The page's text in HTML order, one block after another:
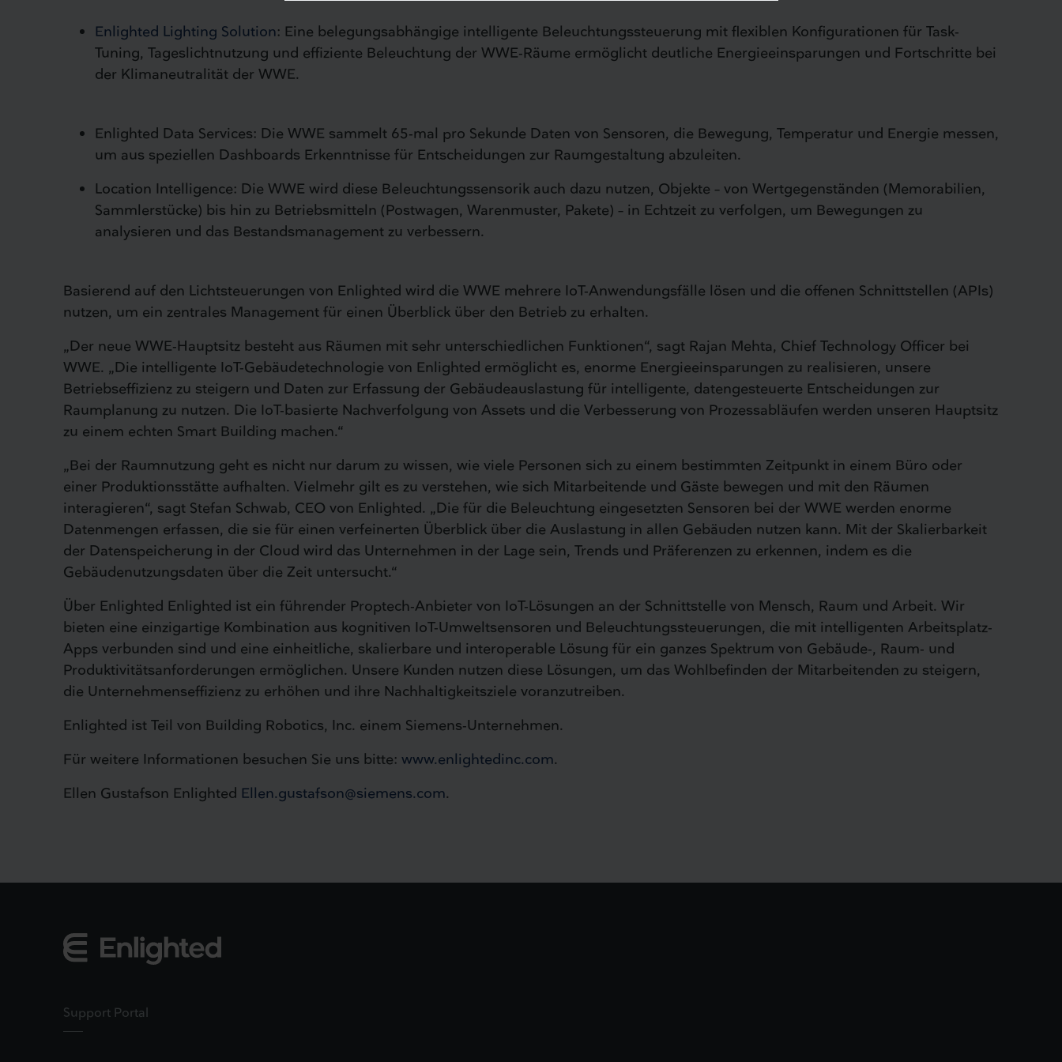
Enlighted Lighting Solution: Eine belegungsabhängige intelligente Beleuchtungssteuerung mit flexiblen Konfigurationen für Task-
Tuning, Tageslichtnutzung und effiziente Beleuchtung der WWE-Räume ermöglicht deutliche Energieeinsparungen und Fortschritte bei
der Klimaneutralität der WWE.
Enlighted Data Services: Die WWE sammelt 65-mal pro Sekunde Daten von Sensoren, die Bewegung, Temperatur und Energie messen,
um aus speziellen Dashboards Erkenntnisse für Entscheidungen zur Raumgestaltung abzuleiten.
Location Intelligence: Die WWE wird diese Beleuchtungssensorik auch dazu nutzen, Objekte – von Wertgegenständen (Memorabilien,
Sammlerstücke) bis hin zu Betriebsmitteln (Postwagen, Warenmuster, Pakete) – in Echtzeit zu verfolgen, um Bewegungen zu
analysieren und das Bestandsmanagement zu verbessern.
Basierend auf den Lichtsteuerungen von Enlighted wird die WWE mehrere IoT-Anwendungsfälle lösen und die offenen Schnittstellen (APIs)
nutzen, um ein zentrales Management für einen Überblick über den Betrieb zu erhalten.
„Der neue WWE-Hauptsitz besteht aus Räumen mit sehr unterschiedlichen Funktionen“, sagt Rajan Mehta, Chief Technology Officer bei
WWE. „Die intelligente IoT-Gebäudetechnologie von Enlighted ermöglicht es, enorme Energieeinsparungen zu realisieren, unsere
Betriebseffizienz zu steigern und Daten zur Erfassung der Gebäudeauslastung für intelligente, datengesteuerte Entscheidungen zur
Raumplanung zu nutzen. Die IoT-basierte Nachverfolgung von Assets und die Verbesserung von Prozessabläufen werden unseren Hauptsitz
zu einem echten Smart Building machen.“
„Bei der Raumnutzung geht es nicht nur darum zu wissen, wie viele Personen sich zu einem bestimmten Zeitpunkt in einem Büro oder
einer Produktionsstätte aufhalten. Vielmehr gilt es zu verstehen, wie sich Mitarbeitende und Gäste bewegen und mit den Räumen
interagieren“, sagt Stefan Schwab, CEO von Enlighted. „Die für die Beleuchtung eingesetzten Sensoren bei der WWE werden enorme
Datenmengen erfassen, die sie für einen verfeinerten Überblick über die Auslastung in allen Gebäuden nutzen kann. Mit der Skalierbarkeit
der Datenspeicherung in der Cloud wird das Unternehmen in der Lage sein, Trends und Präferenzen zu erkennen, indem es die
Gebäudenutzungsdaten über die Zeit untersucht.“
Über Enlighted Enlighted ist ein führender Proptech-Anbieter von IoT-Lösungen an der Schnittstelle von Mensch, Raum und Arbeit. Wir
bieten eine einzigartige Kombination aus kognitiven IoT-Umweltsensoren und Beleuchtungssteuerungen, die mit intelligenten Arbeitsplatz-
Apps verbunden sind und eine einheitliche, skalierbare und interoperable Lösung für ein ganzes Spektrum von Gebäude-, Raum- und
Produktivitätsanforderungen ermöglichen. Unsere Kunden nutzen diese Lösungen, um das Wohlbefinden der Mitarbeitenden zu steigern,
die Unternehmenseffizienz zu erhöhen und ihre Nachhaltigkeitsziele voranzutreiben.
Enlighted ist Teil von Building Robotics, Inc. einem Siemens-Unternehmen.
Für weitere Informationen besuchen Sie uns bitte: www.enlightedinc.com.
Ellen Gustafson Enlighted Ellen.gustafson@siemens.com.
Support Portal